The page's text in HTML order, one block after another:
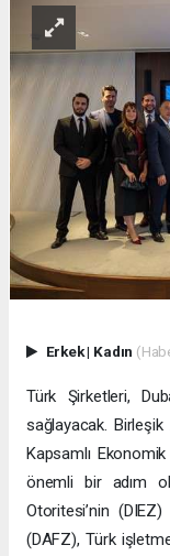
Erkek| Kadın
Türk Şirketleri,
sağlayacak. Birleşik
Kapsamlı Ekonomik
önemli bir adım
Otoritesi’nin
(DAFZ), Türk